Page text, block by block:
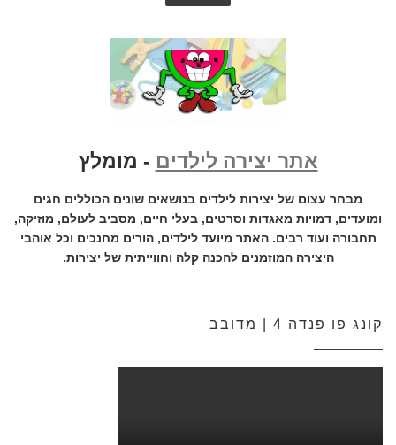
אתר יצירה לילדים - מומלץ
מבחר עצום של יצירות לילדים בנושאים שונים הכוללים חגים
ומועדים, דמויות מאגדות וסרטים, בעלי חיים, מסביב לעולם, מוזיקה,
תחבורה ועוד רבים. האתר מיועד לילדים, הורים מחנכים וכל אוהבי
היצירה המוזמנים להכנה קלה וחווייתית של יצירות.
קונג פו פנדה 4 | מדובב